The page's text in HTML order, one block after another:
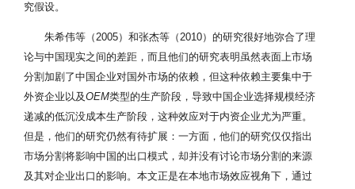
究假设。
朱希伟等（2005）和张杰等（2010）的研究很好地弥合了理
论与中国现实之间的差距，而且他们的研究表明虽然表面上市场
分割加剧了中国企业对国外市场的依赖，但这种依赖主要集中于
外资企业以及OEM类型的生产阶段，导致中国企业选择规模经济
递减的低沉没成本生产阶段，这种效应对于内资企业尤为严重。
但是，他们的研究仍然有待扩展：一方面，他们的研究仅仅指出
市场分割将影响中国的出口模式，却并没有讨论市场分割的来源
及其对企业出口的影响。本文正是在本地市场效应视角下，通过